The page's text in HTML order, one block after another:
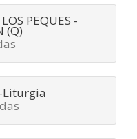
PEQUES -
(Q)